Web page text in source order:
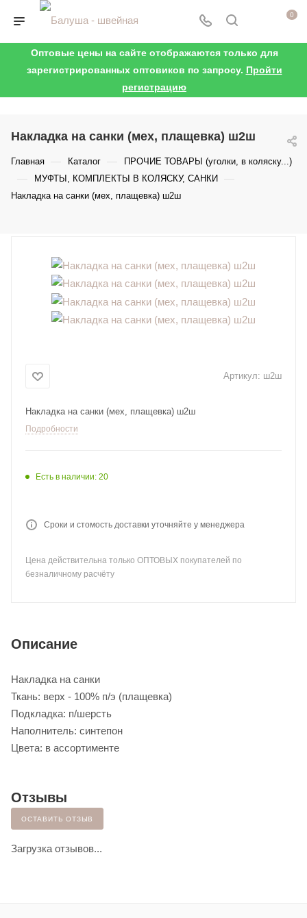
0
Оптовые цены на сайте отображаются только для
зарегистрированных оптовиков по запросу. Пройти
регистрацию
Накладка на санки (мех, плащевка) ш2ш
Главная — Каталог — ПРОЧИЕ ТОВАРЫ (уголки, в коляску...)
— МУФТЫ, КОМПЛЕКТЫ В КОЛЯСКУ, САНКИ —
Накладка на санки (мех, плащевка) ш2ш
Артикул: ш2ш
Накладка на санки (мех, плащевка) ш2ш
Подробности
Есть в наличии: 20
Сроки и стомость доставки уточняйте у менеджера
Цена действительна только ОПТОВЫХ покупателей по
безналичному расчёту
Описание
Накладка на санки
Ткань: верх - 100% п/э (плащевка)
Подкладка: п/шерсть
Наполнитель: синтепон
Цвета: в ассортименте
Отзывы
ОСТАВИТЬ ОТЗЫВ
Загрузка отзывов...